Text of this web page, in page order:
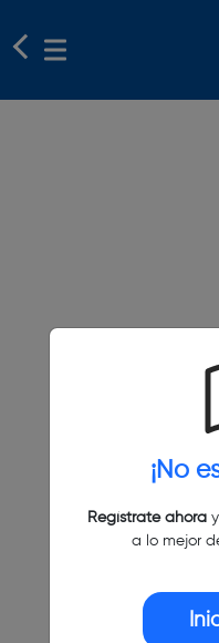
¡No
Regístrate ahoray
a lo mejor